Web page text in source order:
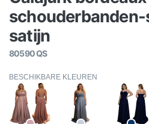
satijn
80590 QS
BESCHIKBARE KLEUREN